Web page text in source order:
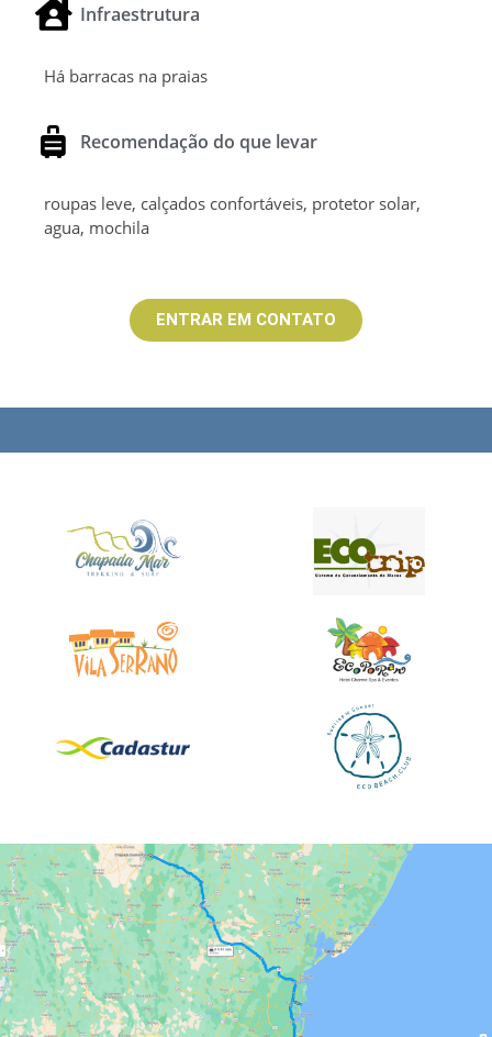
Infraestrutura
Há barracas na praias
Recomendação do que levar
roupas leve, calçados confortáveis, protetor solar,
agua, mochila
ENTRAR EM CONTATO